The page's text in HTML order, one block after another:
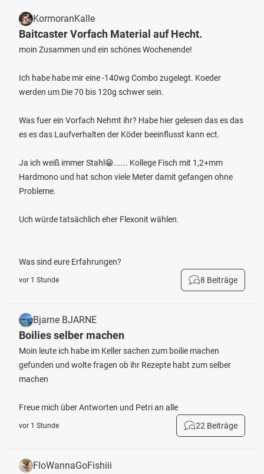
KormoranKalle
Baitcaster Vorfach Material auf Hecht.
moin Zusammen und ein schönes Wochenende!
Ich habe habe mir eine -140wg Combo zugelegt. Koeder
werden um Die 70 bis 120g schwer sein.
Was fuer ein Vorfach Nehmt ihr? Habe hier gelesen das es das
es es das Laufverhalten der Köder beeinflusst kann ect.
Ja ich weiß immer Stahl😁...... Kollege Fisch mit 1,2+mm
Hardmono und hat schon viele Meter damit gefangen ohne
Probleme.
Uch würde tatsächlich eher Flexonit wählen.
Was sind eure Erfahrungen?
vor 1 Stunde 8 Beiträge
Bjarne BJARNE
Boilies selber machen
Moin leute ich habe im Keller sachen zum boilie machen
gefunden und wolte fragen ob ihr Rezepte habt zum selber
machen
Freue mich über Antworten und Petri an alle
vor 1 Stunde 22 Beiträge
FloWannaGoFishiii